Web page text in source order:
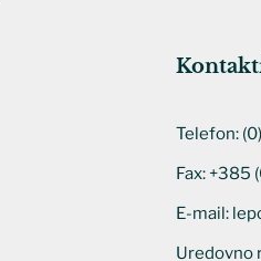
Telefon:
Fax: +385
E-mail:
Uredovno